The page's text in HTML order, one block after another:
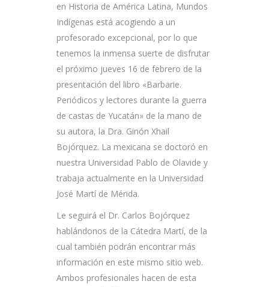
en Historia de América Latina, Mundos
Indígenas está acogiendo a un
profesorado excepcional, por lo que
tenemos la inmensa suerte de disfrutar
el próximo jueves 16 de febrero de la
presentación del libro «Barbarie.
Periódicos y lectores durante la guerra
de castas de Yucatán» de la mano de
su autora, la Dra. Ginón Xhail
Bojórquez. La mexicana se doctoró en
nuestra Universidad Pablo de Olavide y
trabaja actualmente en la Universidad
José Martí de Mérida.
Le seguirá el Dr. Carlos Bojórquez
hablándonos de la Cátedra Martí, de la
cual también podrán encontrar más
información en este mismo sitio web.
Ambos profesionales hacen de esta